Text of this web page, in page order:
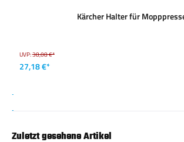
Kärcher Halter für
UVP:38,08 €*
27,18 €*
Zuletzt gesehene Artikel